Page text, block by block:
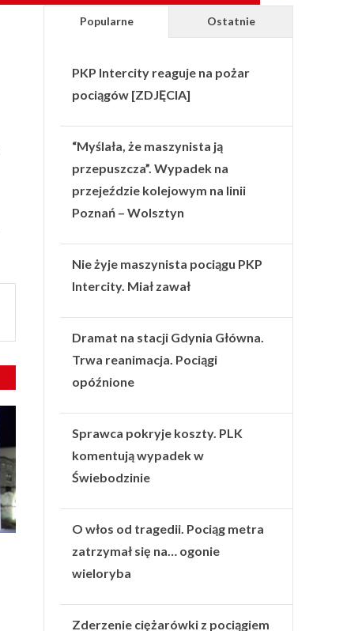
Popularne Ostatnie
PKP Intercity reaguje na pożar
pociągów [ZDJĘCIA]
“Myślała, że maszynista ją
przepuszcza”. Wypadek na
przejeździe kolejowym na linii
Poznań – Wolsztyn
Nie żyje maszynista pociągu PKP
Intercity. Miał zawał
Dramat na stacji Gdynia Główna.
Trwa reanimacja. Pociągi
opóźnione
Sprawca pokryje koszty. PLK
komentują wypadek w
Świebodzinie
O włos od tragedii. Pociąg metra
zatrzymał się na… ogonie
wieloryba
Zderzenie ciężarówki z pociągiem